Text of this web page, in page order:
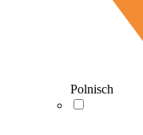
Polnisch